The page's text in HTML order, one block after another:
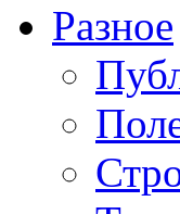
Разное